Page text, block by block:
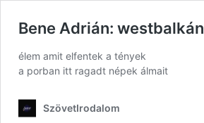
Bene Adrián: westbalkán
élem amit elfentek a tények
a porban itt ragadt népek álmait
SzövetIrodalom